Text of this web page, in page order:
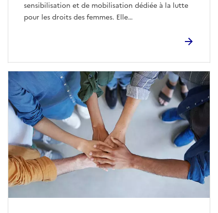
sensibilisation et de mobilisation dédiée à la lutte
pour les droits des femmes. Elle…